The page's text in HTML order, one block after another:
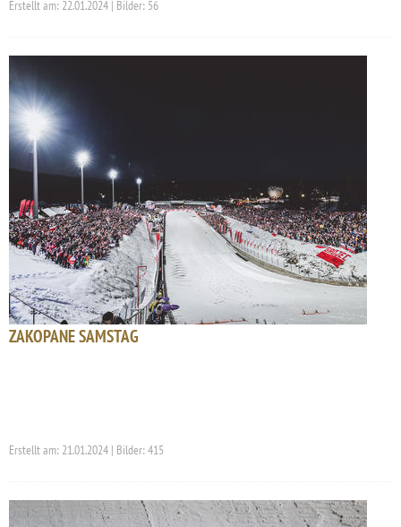
Erstellt am: 22.01.2024 | Bilder: 56
ZAKOPANE SAMSTAG
Erstellt am: 21.01.2024 | Bilder: 415